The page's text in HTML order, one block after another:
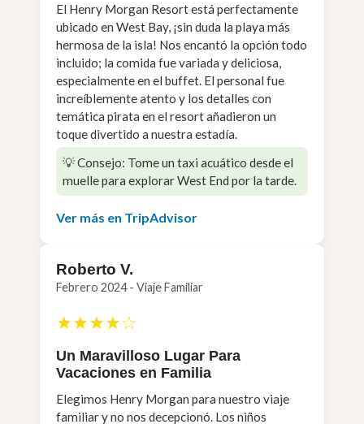
El Henry Morgan Resort está perfectamente
ubicado en West Bay, ¡sin duda la playa más
hermosa de la isla! Nos encantó la opción todo
incluido; la comida fue variada y deliciosa,
especialmente en el buffet. El personal fue
increíblemente atento y los detalles con
temática pirata en el resort añadieron un
toque divertido a nuestra estadía.
💡 Consejo: Tome un taxi acuático desde el
muelle para explorar West End por la tarde.
Ver más en TripAdvisor
Roberto V.
Febrero 2024 - Viaje Familiar
★★★★☆
Un Maravilloso Lugar Para
Vacaciones en Familia
Elegimos Henry Morgan para nuestro viaje
familiar y no nos decepcionó. Los niños